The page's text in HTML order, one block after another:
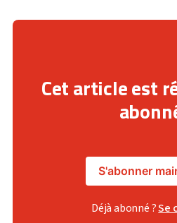
Cet article est
S'abonner
Déjà abonné ?Se